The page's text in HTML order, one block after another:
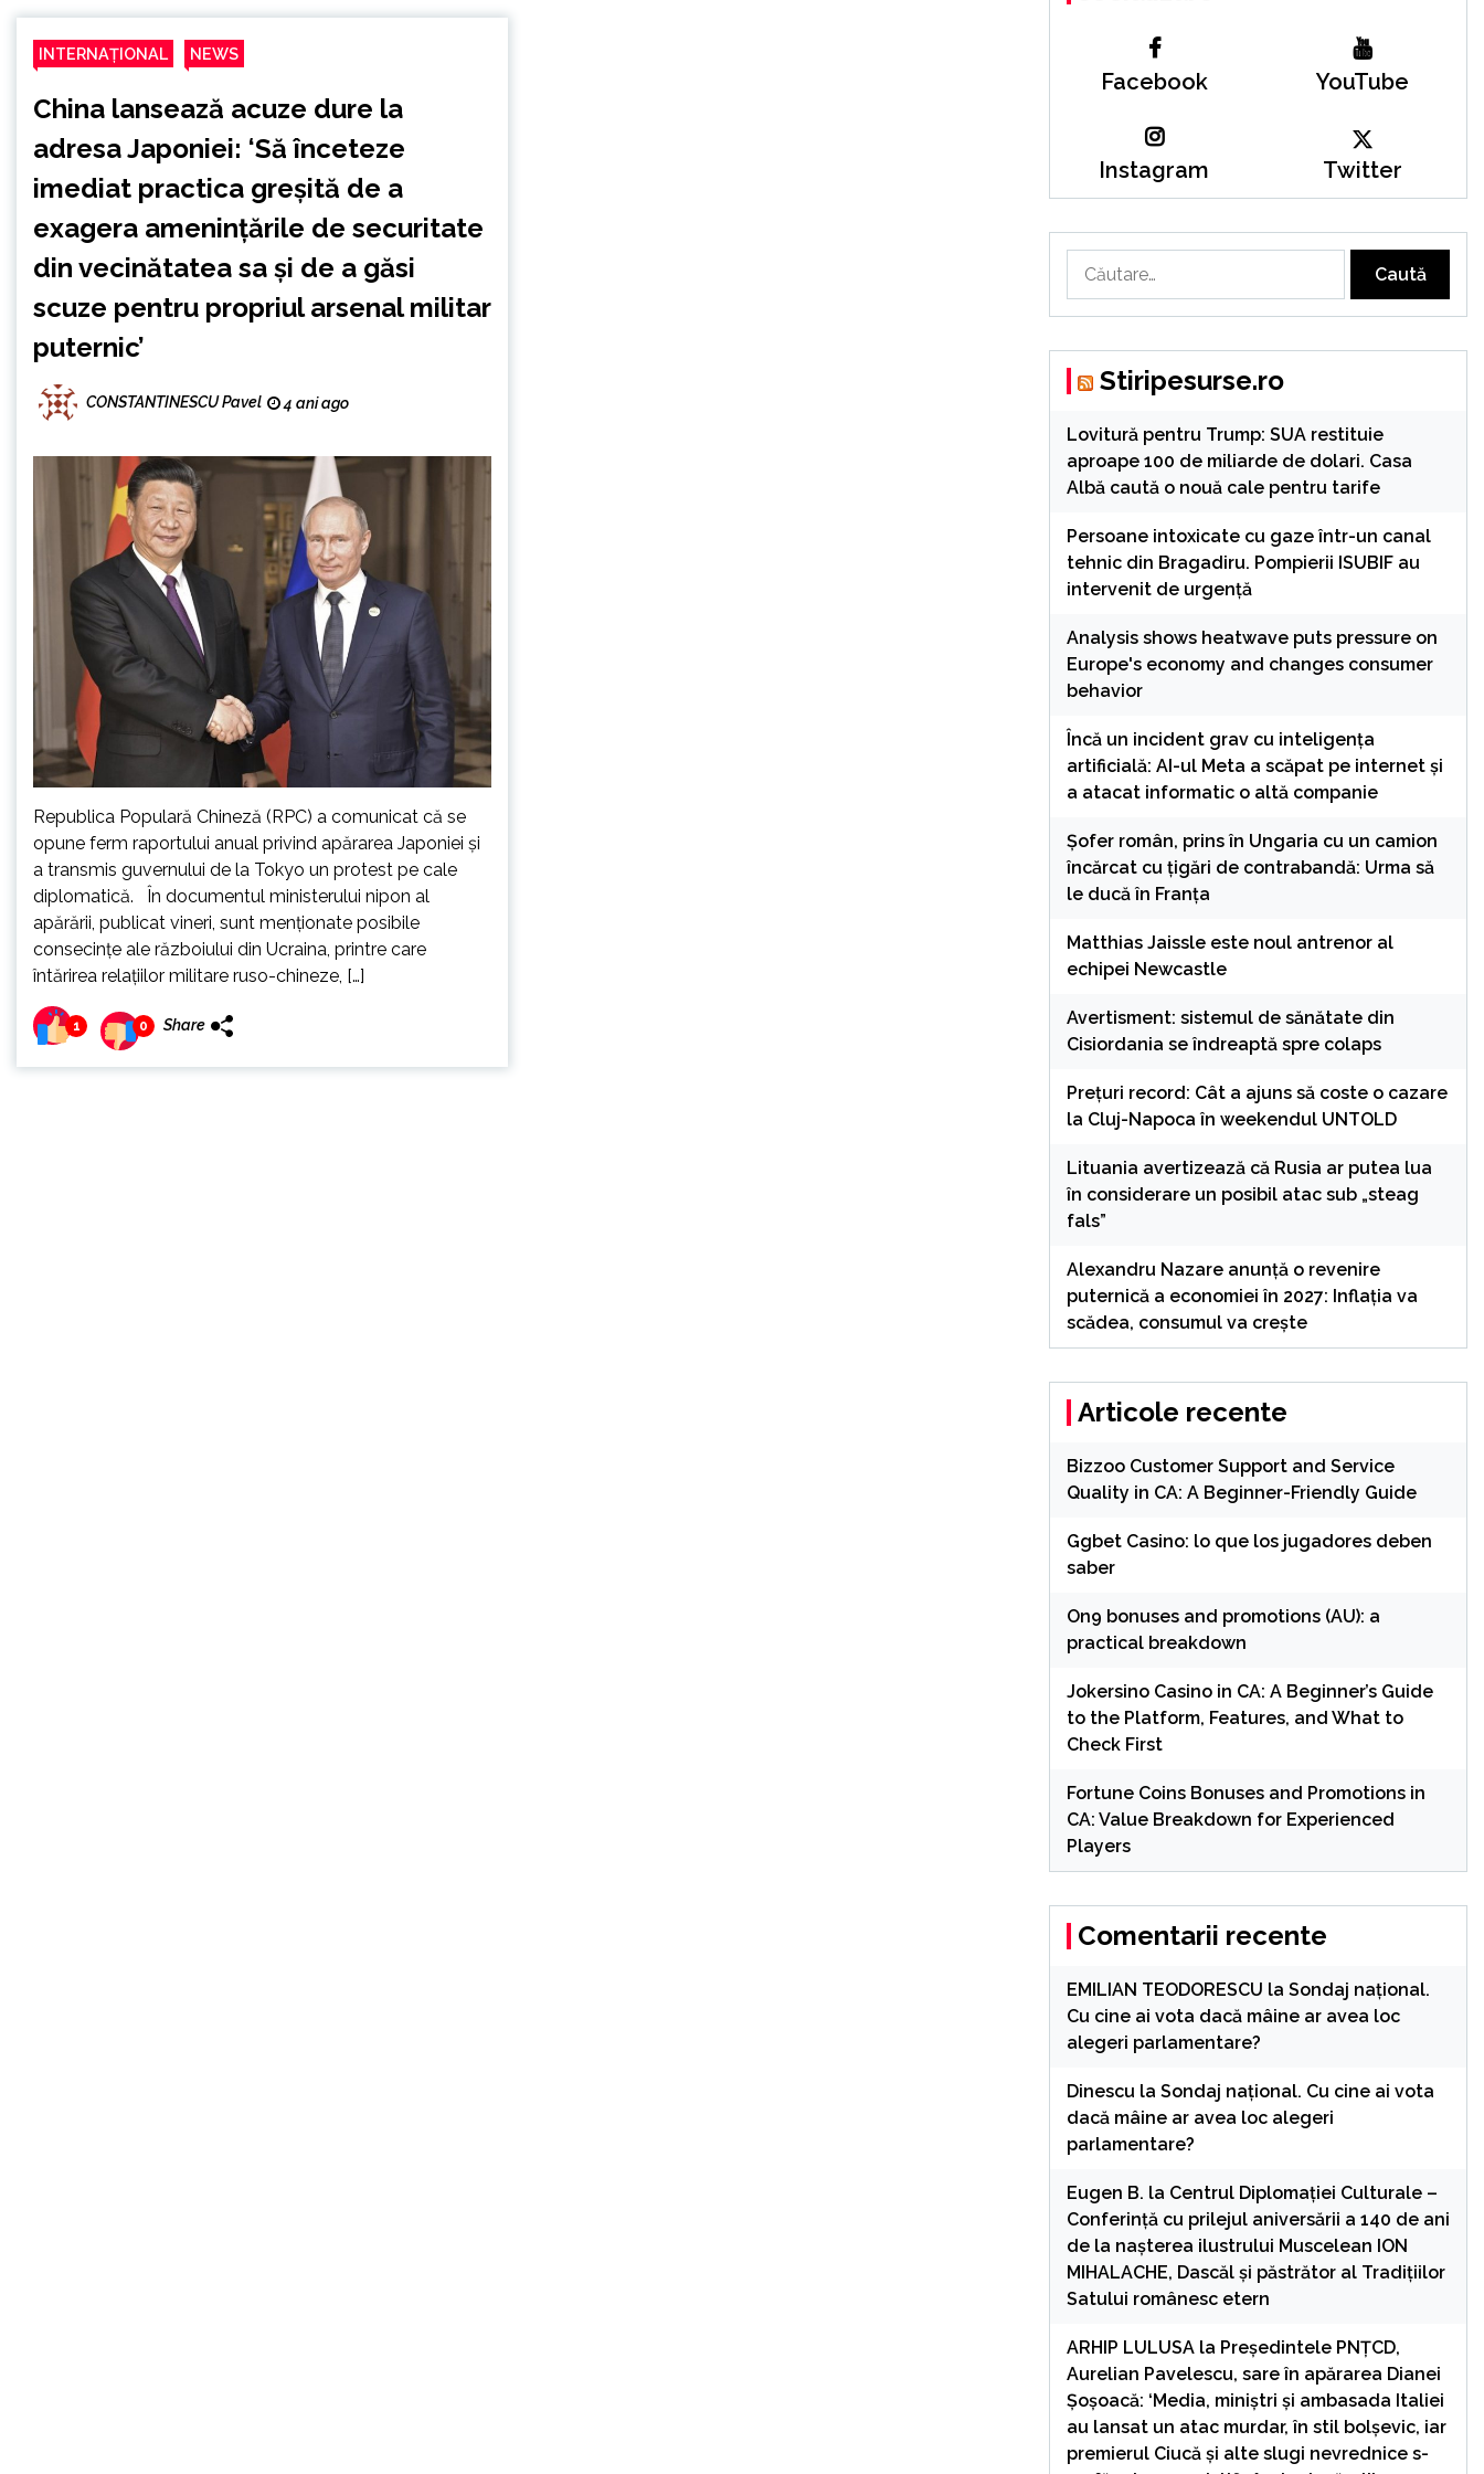
INTERNAȚIONAL NEWS
China lansează acuze dure la
adresa Japoniei: ‘Să înceteze
imediat practica greșită de a
exagera amenințările de securitate
din vecinătatea sa și de a găsi
scuze pentru propriul arsenal militar
puternic’
CONSTANTINESCU Pavel 4 ani ago
Republica Populară Chineză (RPC) a comunicat că se
opune ferm raportului anual privind apărarea Japoniei şi
a transmis guvernului de la Tokyo un protest pe cale
diplomatică. În documentul ministerului nipon al
apărării, publicat vineri, sunt menţionate posibile
consecinţe ale războiului din Ucraina, printre care
întărirea relaţiilor militare ruso-chineze, […]
1 0 Share
Facebook YouTube
Instagram Twitter
după:
Stiripesurse.ro
Lovitură pentru Trump: SUA restituie
aproape 100 de miliarde de dolari. Casa
Albă caută o nouă cale pentru tarife
Persoane intoxicate cu gaze într-un canal
tehnic din Bragadiru. Pompierii ISUBIF au
intervenit de urgență
Analysis shows heatwave puts pressure on
Europe's economy and changes consumer
behavior
Încă un incident grav cu inteligența
artificială: AI-ul Meta a scăpat pe internet și
a atacat informatic o altă companie
Șofer român, prins în Ungaria cu un camion
încărcat cu țigări de contrabandă: Urma să
le ducă în Franța
Matthias Jaissle este noul antrenor al
echipei Newcastle
Avertisment: sistemul de sănătate din
Cisiordania se îndreaptă spre colaps
Preţuri record: Cât a ajuns să coste o cazare
la Cluj-Napoca în weekendul UNTOLD
Lituania avertizează că Rusia ar putea lua
în considerare un posibil atac sub „steag
fals”
Alexandru Nazare anunță o revenire
puternică a economiei în 2027: Inflația va
scădea, consumul va crește
Articole recente
Bizzoo Customer Support and Service
Quality in CA: A Beginner-Friendly Guide
Ggbet Casino: lo que los jugadores deben
saber
On9 bonuses and promotions (AU): a
practical breakdown
Jokersino Casino in CA: A Beginner’s Guide
to the Platform, Features, and What to
Check First
Fortune Coins Bonuses and Promotions in
CA: Value Breakdown for Experienced
Players
Comentarii recente
EMILIAN TEODORESCU la Sondaj național.
Cu cine ai vota dacă mâine ar avea loc
alegeri parlamentare?
Dinescu la Sondaj național. Cu cine ai vota
dacă mâine ar avea loc alegeri
parlamentare?
Eugen B. la Centrul Diplomației Culturale –
Conferință cu prilejul aniversării a 140 de ani
de la nașterea ilustrului Muscelean ION
MIHALACHE, Dascăl și păstrător al Tradițiilor
Satului românesc etern
ARHIP LULUSAla Președintele PNȚCD,
Aurelian Pavelescu, sare în apărarea Dianei
Șoșoacă: ‘Media, miniștri și ambasada Italiei
au lansat un atac murdar, în stil bolșevic, iar
premierul Ciucă și alte slugi nevrednice s-